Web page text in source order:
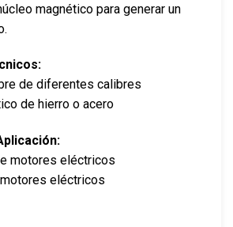
magnético para generar un
de diferentes calibres
de hierro o acero
motores eléctricos
eléctricos